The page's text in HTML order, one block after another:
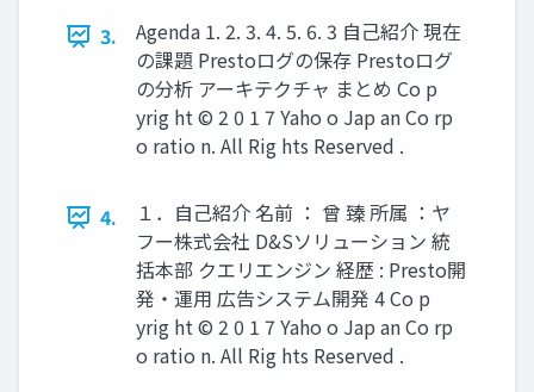
3.
Agenda 1. 2. 3. 4. 5. 6. 3 自己紹介 現在
の課題 Prestoログの保存 Prestoログ
の分析 アーキテクチャ まとめ Co p
yrig ht © 2 0 1 7 Yaho o Jap an Co rp
o ratio n. All Rig hts Reserved .
4.
１．自己紹介 名前 ： 曾 臻 所属 ：ヤ
フー株式会社 D&Sソリューション 統
括本部 クエリエンジン 経歴 : Presto開
発・運用 広告システム開発 4 Co p
yrig ht © 2 0 1 7 Yaho o Jap an Co rp
o ratio n. All Rig hts Reserved .